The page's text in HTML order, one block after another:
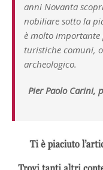
anni Novanta
nobiliare sotto la
è molto
turistiche comuni,
archeologico.
Pier Paolo Carini,